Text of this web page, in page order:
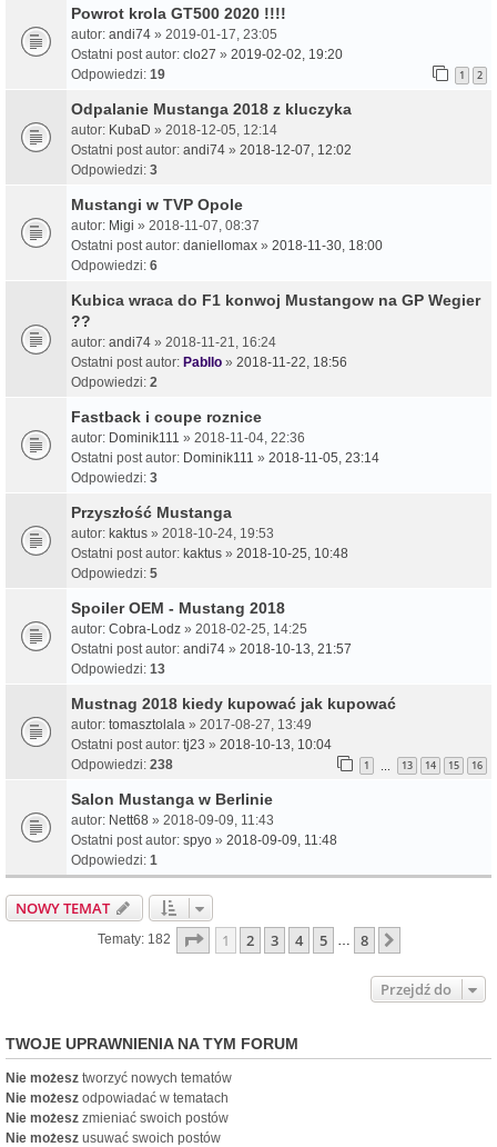
Powrot krola GT500 2020 !!!!
autor: andi74 » 2019-01-17, 23:05
Ostatni post autor: clo27 » 2019-02-02, 19:20
Odpowiedzi: 19 1 2
Odpalanie Mustanga 2018 z kluczyka
autor: KubaD » 2018-12-05, 12:14
Ostatni post autor: andi74 » 2018-12-07, 12:02
Odpowiedzi: 3
Mustangi w TVP Opole
autor: Migi » 2018-11-07, 08:37
Ostatni post autor: daniellomax » 2018-11-30, 18:00
Odpowiedzi: 6
Kubica wraca do F1 konwoj Mustangow na GP Wegier
??
autor: andi74 » 2018-11-21, 16:24
Ostatni post autor: Pabllo » 2018-11-22, 18:56
Odpowiedzi: 2
Fastback i coupe roznice
autor: Dominik111 » 2018-11-04, 22:36
Ostatni post autor: Dominik111 » 2018-11-05, 23:14
Odpowiedzi: 3
Przyszłość Mustanga
autor: kaktus » 2018-10-24, 19:53
Ostatni post autor: kaktus » 2018-10-25, 10:48
Odpowiedzi: 5
Spoiler OEM - Mustang 2018
autor: Cobra-Lodz » 2018-02-25, 14:25
Ostatni post autor: andi74 » 2018-10-13, 21:57
Odpowiedzi: 13
Mustnag 2018 kiedy kupować jak kupować
autor: tomasztolala » 2017-08-27, 13:49
Ostatni post autor: tj23 » 2018-10-13, 10:04
Odpowiedzi: 238 1 13 14 15 16
Salon Mustanga w Berlinie
autor: Nett68 » 2018-09-09, 11:43
Ostatni post autor: spyo » 2018-09-09, 11:48
Odpowiedzi: 1
NOWY TEMAT
Tematy: 182 Strona1 z8
1 2 3 4 5 … 8
Przejdź do
TWOJE UPRAWNIENIA NA TYM FORUM
Nie możesz tworzyć nowych tematów
Nie możesz odpowiadać w tematach
Nie możesz zmieniać swoich postów
Nie możesz usuwać swoich postów